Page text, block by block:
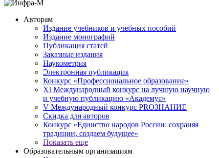
Авторам
Издание учебников и учебных пособий
Издание монографий
Публикация статей
Заказные издания
Наукометрия
Электронная публикация
Конкурс «Профессиональное образование»
XI Международный конкурс на лучшую научную
и учебную публикацию «Академус»
V Международный конкурс PROЗНАНИЕ
Скидка для авторов
Конкурс «Единство народов России: сохраняя
традиции, создаем будущее»
Показать еще
Образовательным организациям